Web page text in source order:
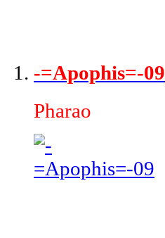
-=Apophis=-09
Pharao